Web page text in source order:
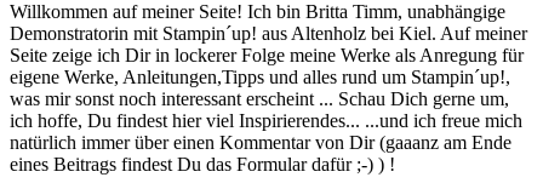
Willkommen auf meiner Seite! Ich bin Britta Timm, unabhängige
Demonstratorin mit Stampin´up! aus Altenholz bei Kiel. Auf meiner
Seite zeige ich Dir in lockerer Folge meine Werke als Anregung für
eigene Werke, Anleitungen,Tipps und alles rund um Stampin´up!,
was mir sonst noch interessant erscheint ... Schau Dich gerne um,
ich hoffe, Du findest hier viel Inspirierendes... ...und ich freue mich
natürlich immer über einen Kommentar von Dir (gaaanz am Ende
eines Beitrags findest Du das Formular dafür ;-) ) !